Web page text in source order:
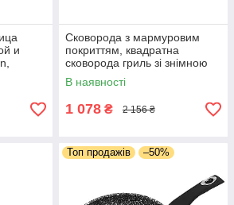
и
Сковорода з мармуровим
покриттям, квадратна
сковорода гриль зі знімною
ручкою та кришкою 28см
Benson
В наявності
1 078 ₴ 2 156 ₴
Топ продажів –50%